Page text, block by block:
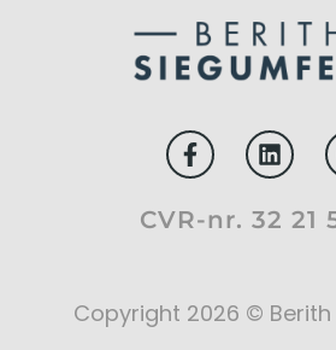
CVR-nr. 32 21
Copyright 2026 ©